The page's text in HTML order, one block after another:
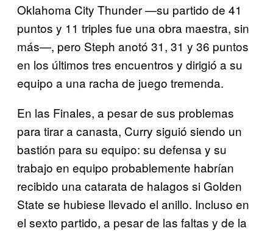
Oklahoma City Thunder —su partido de 41
puntos y 11 triples fue una obra maestra, sin
más—, pero Steph anotó 31, 31 y 36 puntos
en los últimos tres encuentros y dirigió a su
equipo a una racha de juego tremenda.
En las Finales, a pesar de sus problemas
para tirar a canasta, Curry siguió siendo un
bastión para su equipo: su defensa y su
trabajo en equipo probablemente habrían
recibido una catarata de halagos si Golden
State se hubiese llevado el anillo. Incluso en
el sexto partido, a pesar de las faltas y de la